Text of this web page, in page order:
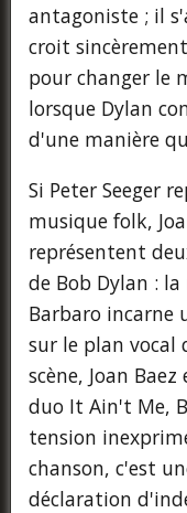
antagoniste ; il
croit
pour changer le
lorsque Dylan
d'une manière
Si Peter Seeger
musique folk,
représentent
de Bob Dylan :
Barbaro incarne
sur le plan vocal
scène, Joan
duo It Ain't Me,
tension
chanson, c'est
déclaration